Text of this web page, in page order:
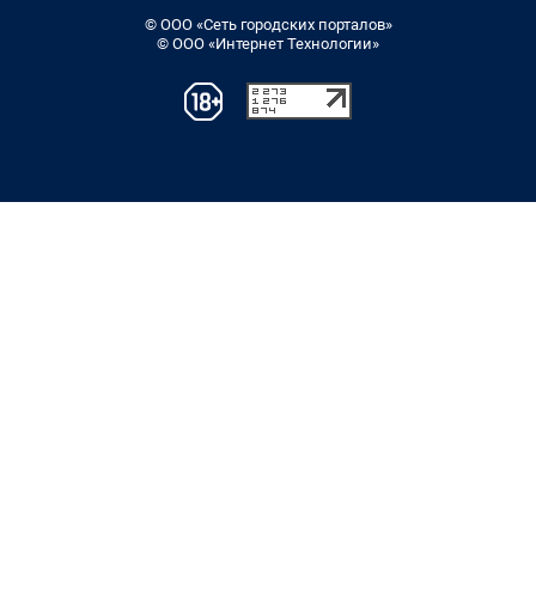
© ООО «Сеть городских порталов»
© ООО «Интернет Технологии»